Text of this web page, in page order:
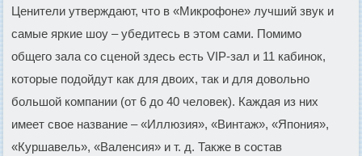
Ценители утверждают, что в «Микрофоне» лучший звук и
самые яркие шоу – убедитесь в этом сами. Помимо
общего зала со сценой здесь есть VIP-зал и 11 кабинок,
которые подойдут как для двоих, так и для довольно
большой компании (от 6 до 40 человек). Каждая из них
имеет свое название – «Иллюзия», «Винтаж», «Япония»,
«Куршавель», «Валенсия» и т. д. Также в состав